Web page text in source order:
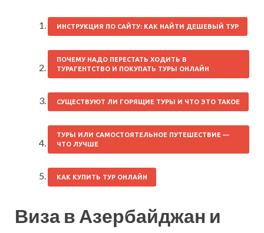
ИНСТРУКЦИЯ ПО САЙТУ: КАК НАЙТИ ДЕШЕВЫЙ ТУР
ПОЧЕМУ НАДО ПЕРЕСТАТЬ ХОДИТЬ В
ТУРАГЕНТСТВО И ПОКУПАТЬ ТУРЫ ОНЛАЙН
СУЩЕСТВУЮТ ЛИ ГОРЯЩИЕ ТУРЫ И ЧТО ЭТО ТАКОЕ
ТУРЫ ИЛИ САМОСТОЯТЕЛЬНОЕ ПУТЕШЕСТВИЕ —
ЧТО ЛУЧШЕ
КАК КУПИТЬ ТУР ОНЛАЙН
Виза в Азербайджан и